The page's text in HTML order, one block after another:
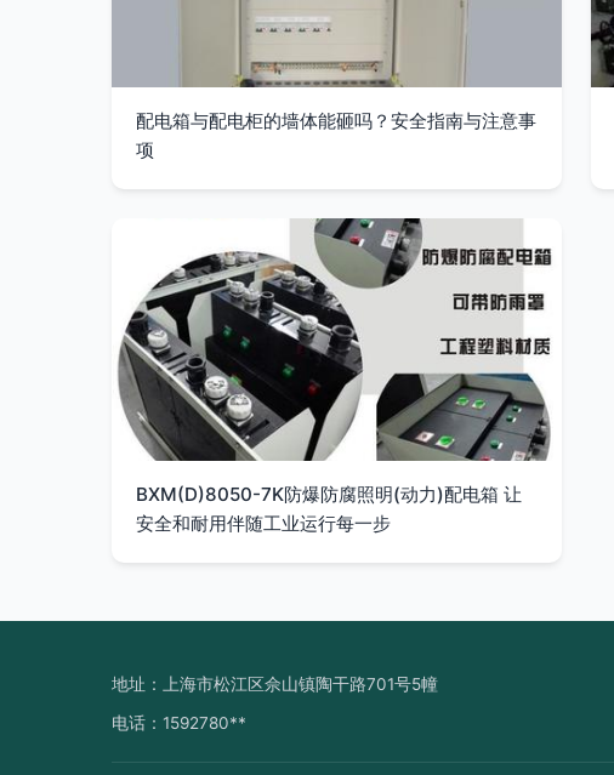
配电箱与配电柜的墙体能砸吗？安全指南与注意事
项
BXM(D)8050-7K防爆防腐照明(动力)配电箱 让
安全和耐用伴随工业运行每一步
地址：上海市松江区佘山镇陶干路701号5幢
电话：1592780**